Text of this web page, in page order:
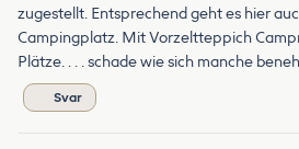
zugestellt. Entsprechend geht es hier
Campingplatz. Mit Vorzeltteppich
Plätze. . . . schade wie sich manche
Svar